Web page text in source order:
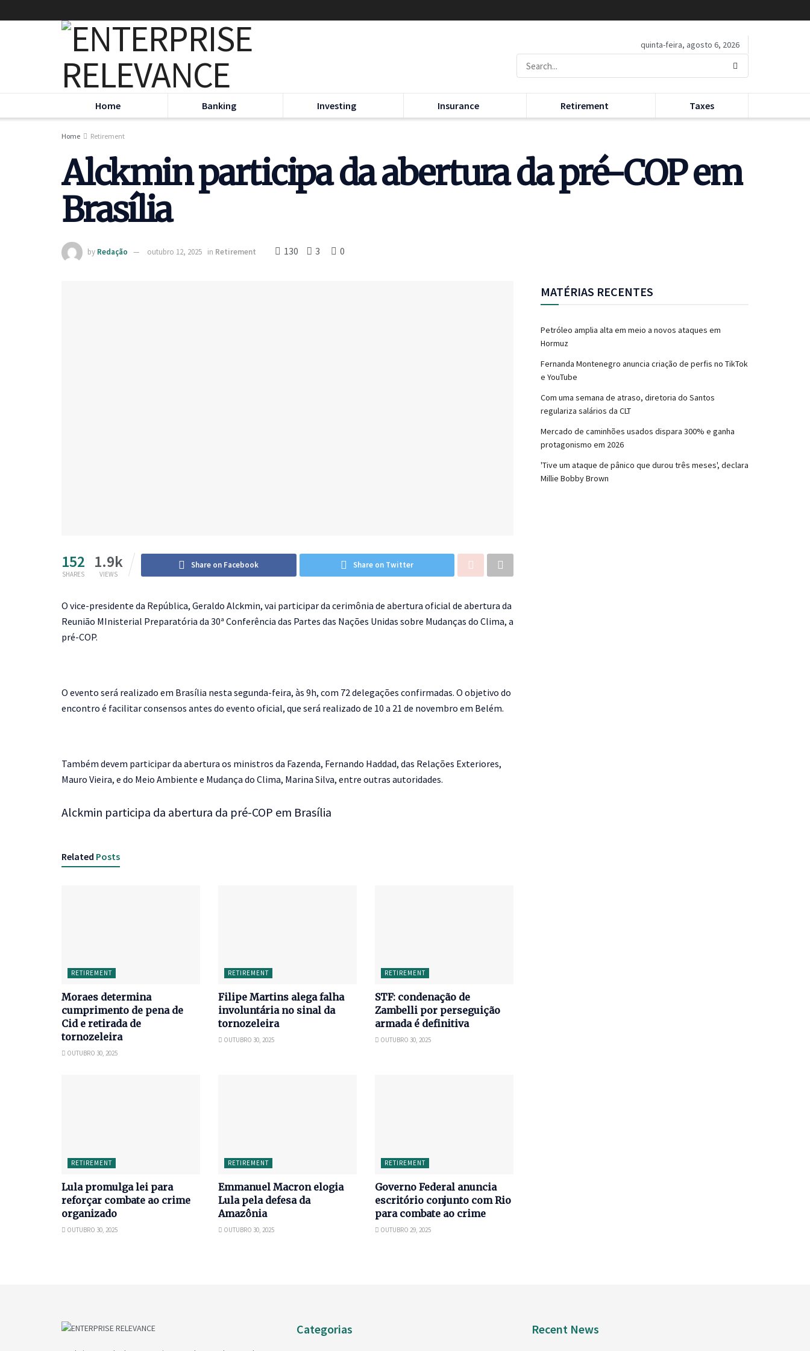
quinta-feira, agosto 6, 2026
Home Banking Investing Insurance Retirement Taxes
Home Retirement
Alckmin participa da abertura da pré-COP em
Brasília
by Redação outubro 12, 2025 in Retirement 130 3 0
152
SHARES
1.9k
VIEWS
Share on Facebook Share on Twitter
O vice-presidente da República, Geraldo Alckmin, vai participar da cerimônia de abertura oficial de abertura da
Reunião MInisterial Preparatória da 30ª Conferência das Partes das Nações Unidas sobre Mudanças do Clima, a
pré-COP.
O evento será realizado em Brasília nesta segunda-feira, às 9h, com 72 delegações confirmadas. O objetivo do
encontro é facilitar consensos antes do evento oficial, que será realizado de 10 a 21 de novembro em Belém.
Também devem participar da abertura os ministros da Fazenda, Fernando Haddad, das Relações Exteriores,
Mauro Vieira, e do Meio Ambiente e Mudança do Clima, Marina Silva, entre outras autoridades.
Alckmin participa da abertura da pré-COP em Brasília
Related Posts
RETIREMENT
Moraes determina
cumprimento de pena de
Cid e retirada de
tornozeleira
OUTUBRO 30, 2025
RETIREMENT
Filipe Martins alega falha
involuntária no sinal da
tornozeleira
OUTUBRO 30, 2025
RETIREMENT
STF: condenação de
Zambelli por perseguição
armada é definitiva
OUTUBRO 30, 2025
RETIREMENT
Lula promulga lei para
reforçar combate ao crime
organizado
OUTUBRO 30, 2025
RETIREMENT
Emmanuel Macron elogia
Lula pela defesa da
Amazônia
OUTUBRO 30, 2025
RETIREMENT
Governo Federal anuncia
escritório conjunto com Rio
para combate ao crime
OUTUBRO 29, 2025
MATÉRIAS RECENTES
Petróleo amplia alta em meio a novos ataques em
Hormuz
Fernanda Montenegro anuncia criação de perfis no TikTok
e YouTube
Com uma semana de atraso, diretoria do Santos
regulariza salários da CLT
Mercado de caminhões usados dispara 300% e ganha
protagonismo em 2026
'Tive um ataque de pânico que durou três meses', declara
Millie Bobby Brown
Categorias Recent News